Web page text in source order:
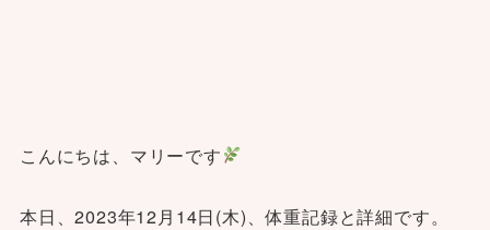
こんにちは、マリーです
本日、2023年12月14日(木)、体重記録と詳細です。